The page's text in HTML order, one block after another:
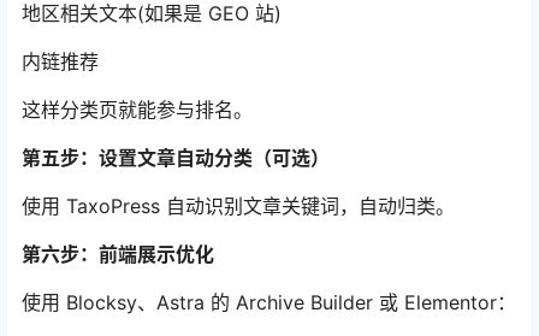
地区相关文本(如果是 GEO 站)
内链推荐
这样分类页就能参与排名。
第五步：设置文章自动分类（可选）
使用 TaxoPress 自动识别文章关键词，自动归类。
第六步：前端展示优化
使用 Blocksy、Astra 的 Archive Builder 或 Elementor：